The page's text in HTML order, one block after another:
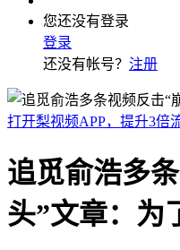
您还没有登录
登录
还没有帐号？ 注册
打开梨视频APP，提升3倍
追觅俞浩多
头”文章：为